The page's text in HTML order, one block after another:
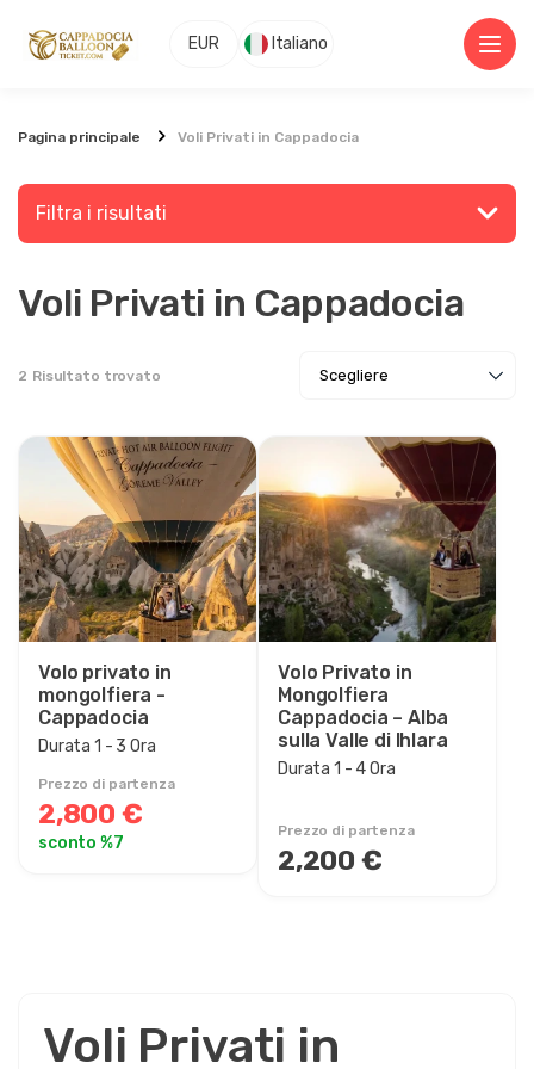
EUR Italiano
Pagina principale Voli Privati in Cappadocia
Filtra i risultati
Cerca un luogo o un'attività
Esplorare
Fascia di prezzo
0EUR 3460 EUR +
Durata del giro
1 - 3 Ora
Voli Privati in Cappadocia
2 Risultato trovato
Volo privato in
mongolfiera -
Cappadocia
Durata 1 - 3 Ora
Prezzo di partenza
2,800 €
sconto %7
Volo Privato in
Mongolfiera
Cappadocia – Alba
sulla Valle di Ihlara
Durata 1 - 4 Ora
Prezzo di partenza
2,200 €
Voli Privati in